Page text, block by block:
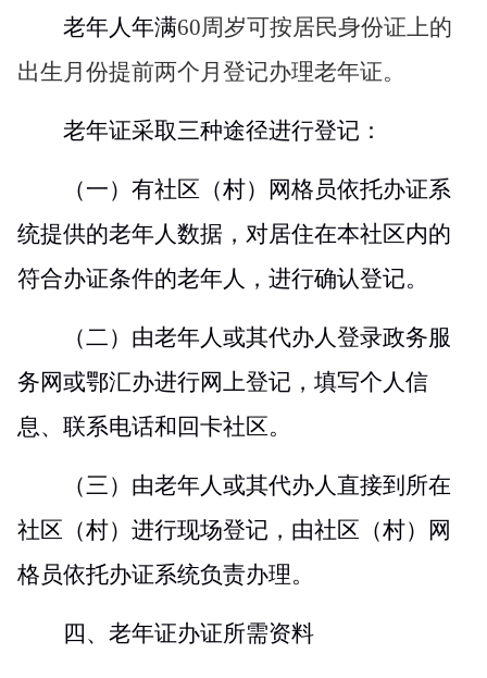
老年人年满60周岁可按居民身份证上的
出生月份提前两个月登记办理老年证。
老年证采取三种途径进行登记：
（一）有社区（村）网格员依托办证系
统提供的老年人数据，对居住在本社区内的
符合办证条件的老年人，进行确认登记。
（二）由老年人或其代办人登录政务服
务网或鄂汇办进行网上登记，填写个人信
息、联系电话和回卡社区。
（三）由老年人或其代办人直接到所在
社区（村）进行现场登记，由社区（村）网
格员依托办证系统负责办理。
四、老年证办证所需资料